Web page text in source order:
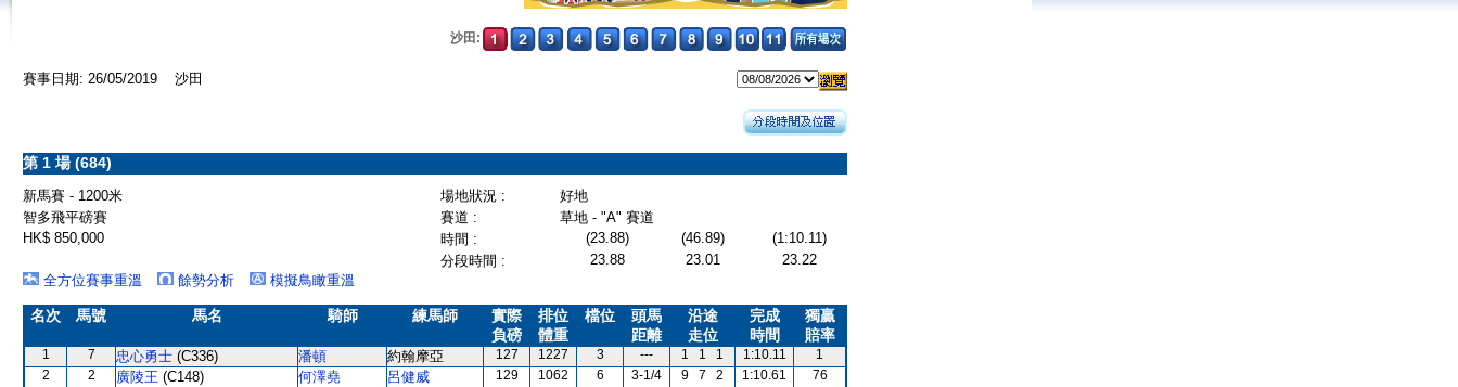
沙田:
賽事日期: 26/05/2019 沙田
第 1 場 (684)
新馬賽 - 1200米 場地狀況 :
好地
智多飛平磅賽
賽道 :
草地 - "A" 賽道
HK$ 850,000
時間 : (23.88) (46.89)
(1:10.11)
分段時間 :
23.88 23.01
23.22
全方位賽事重溫
餘勢分析 模擬鳥瞰重溫
名次 馬號 馬名 騎師 練馬師
實際
負磅
排位
體重
檔位
頭馬
距離
沿途
走位
完成
時間
獨贏
賠率
1 7 忠心勇士 (C336) 潘頓 約翰摩亞 127 1227 3 --- 1 1 1 1:10.11
1
2
2 廣陵王 (C148) 何澤堯 呂健威 129 1062 6 3-1/4 9 7 2 1:10.61
76